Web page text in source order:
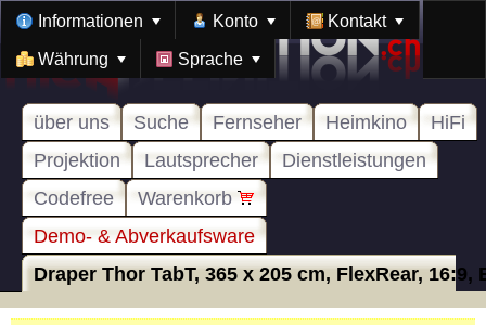
Informationen Konto Kontakt
Währung Sprache
über uns Suche Fernseher Heimkino
HiFi
Projektion
Lautsprecher
Dienstleistungen
Codefree
Warenkorb
Demo- & Abverkaufsware
Draper Thor TabT, 365 x 205 cm, FlexRear, 16:9,